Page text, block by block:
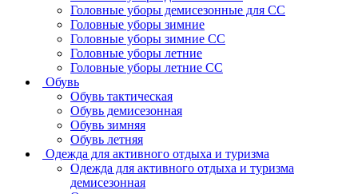
Головные уборы демисезонные для СС
Головные уборы зимние
Головные уборы зимние СС
Головные уборы летние
Головные уборы летние СС
Обувь
Обувь тактическая
Обувь демисезонная
Обувь зимняя
Обувь летняя
Одежда для активного отдыха и туризма
Одежда для активного отдыха и туризма
демисезонная